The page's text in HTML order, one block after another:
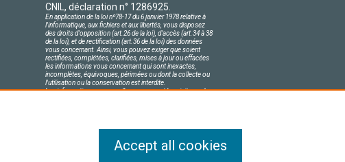
CNIL, déclaration n° 1286925.
En application de la loi nº78-17 du 6 janvier 1978 relative à
l'informatique, aux fichiers et aux libertés, vous disposez
des droits d'opposition (art.26 de la loi), d'accès (art.34 à 38
de la loi), et de rectification (art.36 de la loi) des données
vous concernant. Ainsi, vous pouvez exiger que soient
rectifiées, complétées, clarifiées, mises à jour ou effacées
les informations vous concernant qui sont inexactes,
incomplètes, équivoques, périmées ou dont la collecte ou
l'utilisation ou la conservation est interdite.
Les informations personnelles concernant les visiteurs de
Accept all cookies